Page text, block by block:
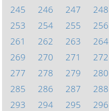
245
246 247 248
253
254 255 256
261
262 263 264
269
270 271 272
277
278 279 280
285
286 287 288
293
294 295 296